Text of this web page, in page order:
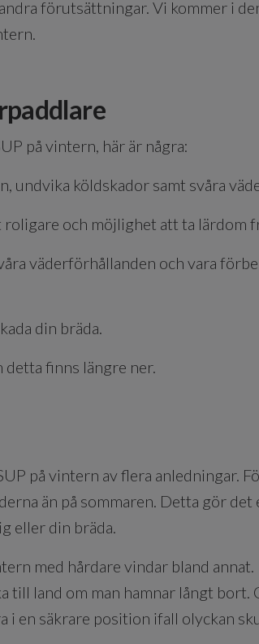
förutsättningar. Vi kommer i
på vintern, här är några:
undvika köldskador samt svåra
och möjlighet att ta lärdom
väderförhållanden och vara
din bräda.
finns längre ner.
på vintern av flera anledningar.
än på sommaren. Detta gör
eller din bräda.
med hårdare vindar bland
till land om man hamnar långt bort.
i en säkrare position ifall olyckan